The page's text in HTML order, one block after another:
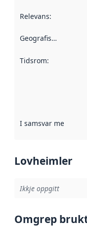
Relevans:
Geografisk område
Tidsrom:
I samsvar med
Lovheimler
Ikkje oppgitt
Omgrep